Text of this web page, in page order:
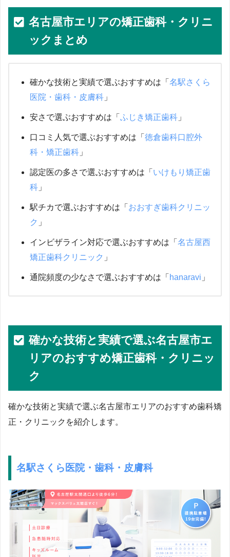
名古屋市エリアの矯正歯科・クリニ
ックまとめ
確かな技術と実績で選ぶおすすめは「 名駅さくら
医院・歯科・皮膚科 」
安さで選ぶおすすめは「 ふじき矯正歯科 」
口コミ人気で選ぶおすすめは「 徳倉歯科口腔外
科・矯正歯科 」
認定医の多さで選ぶおすすめは「 いけもり矯正歯
科 」
駅チカで選ぶおすすめは「 おおすぎ歯科クリニッ
ク 」
インビザライン対応で選ぶおすすめは「 名古屋西
矯正歯科クリニック 」
通院頻度の少なさで選ぶおすすめは「 hanaravi 」
確かな技術と実績で選ぶ名古屋市エ
リアのおすすめ矯正歯科・クリニッ
ク
確かな技術と実績で選ぶ名古屋市エリアのおすすめ歯科矯
正・クリニックを紹介します。
名駅さくら医院・歯科・皮膚科